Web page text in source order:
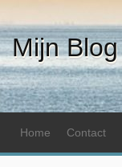
Mijn Blog
Home Contact